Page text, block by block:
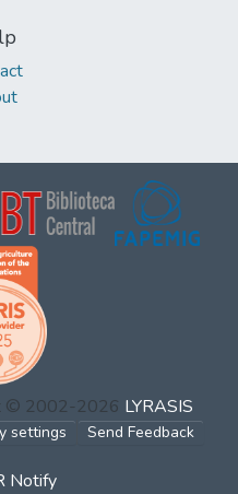
© 2002-2026 LYRASIS
settings Send Feedback
Notify